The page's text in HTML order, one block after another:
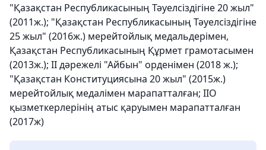
"Қазақстан Республикасының Тәуелсіздігіне 20 жыл"
(2011ж.); "Қазақстан Республикасының Тәуелсіздігіне
25 жыл" (2016ж.) мерейтойлық медальдерімен,
Қазақстан Республикасының Құрмет грамотасымен
(2013ж.); ІІ дәрежелі "Айбын" орденімен (2018 ж.);
"Қазақстан Конституциясына 20 жыл" (2015ж.)
мерейтойлық медалімен марапатталған; ІІО
қызметкерлерінің атыс қаруымен марапатталған
(2017ж)